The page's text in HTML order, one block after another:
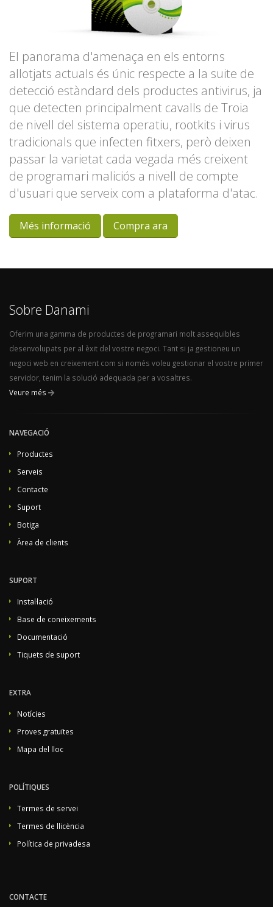
El panorama d'amenaça en els entorns
allotjats actuals és únic respecte a la suite de
detecció estàndard dels productes antivirus, ja
que detecten principalment cavalls de Troia
de nivell del sistema operatiu, rootkits i virus
tradicionals que infecten fitxers, però deixen
passar la varietat cada vegada més creixent
de programari maliciós a nivell de compte
d'usuari que serveix com a plataforma d'atac.
Més informació Compra ara
Sobre Danami
Oferim una gamma de productes de programari molt assequibles
desenvolupats per al èxit del vostre negoci. Tant si ja gestioneu un
negoci web en creixement com si només voleu gestionar el vostre primer
servidor, tenim la solució adequada per a vosaltres.
Veure més
NAVEGACIÓ
Productes
Serveis
Contacte
Suport
Botiga
Àrea de clients
SUPORT
Instal·lació
Base de coneixements
Documentació
Tiquets de suport
EXTRA
Notícies
Proves gratuïtes
Mapa del lloc
POLÍTIQUES
Termes de servei
Termes de llicència
Política de privadesa
CONTACTE